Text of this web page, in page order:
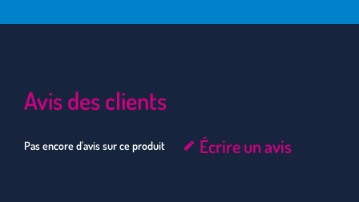
Avis des clients
Pas encore d'avis sur ce produit Écrire un avis